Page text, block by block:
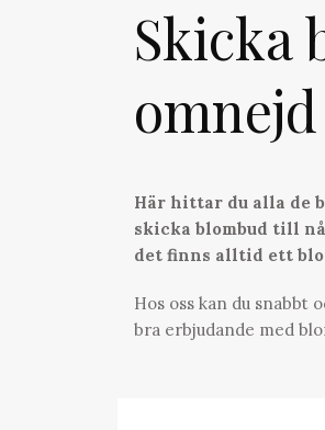
Skicka
omnejd
Här hittar du alla de
skicka blombud till
det finns alltid ett
Hos oss kan du snabbt
bra erbjudande med